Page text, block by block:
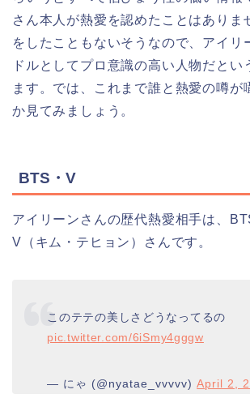
さん本人が熱愛を認めたことはありま
をしたこともないそうなので、アイリ
ドルとしてプロ意識の高い人物だとい
ます。では、これまで誰と熱愛の噂が
か見てみましょう。
BTS・V
アイリーンさんの歴代熱愛相手は、
V（キム・テヒョン）さんです。
このテテの美しさどうなってるの
pic.twitter.com/6iSmy4gggw
— にゃ (@nyatae_vvvvv)April 2,